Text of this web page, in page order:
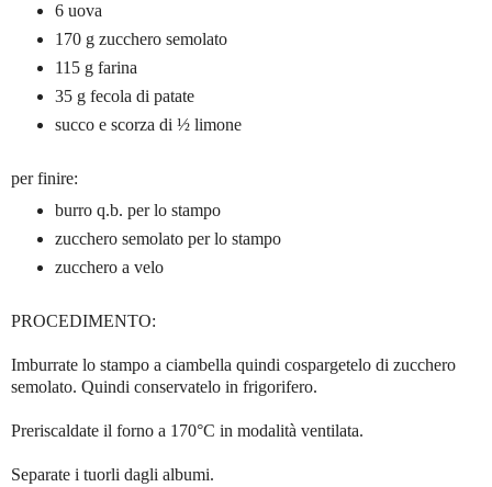
6 uova
170 g zucchero semolato
115 g farina
35 g fecola di patate
succo e scorza di ½ limone
per finire:
burro q.b. per lo stampo
zucchero semolato per lo stampo
zucchero a velo
PROCEDIMENTO:
Imburrate lo stampo a ciambella quindi cospargetelo di zucchero
semolato. Quindi conservatelo in frigorifero.
Preriscaldate il forno a 170°C in modalità ventilata.
Separate i tuorli dagli albumi.